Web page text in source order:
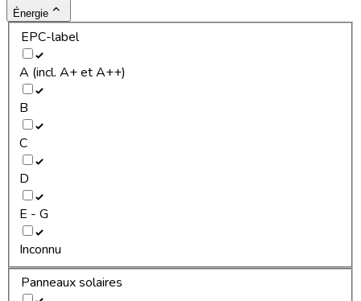
Énergie
EPC-label
A (incl. A+ et A++)
B
C
D
E - G
Inconnu
Panneaux solaires